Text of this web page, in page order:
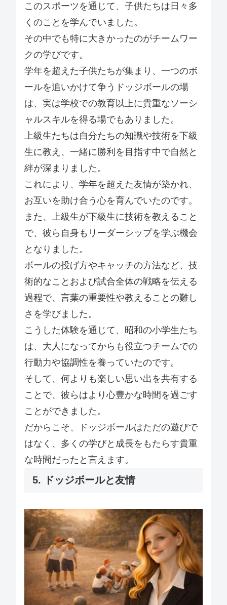
このスポーツを通じて、子供たちは日々多
くのことを学んでいました。
その中でも特に大きかったのがチームワー
クの学びです。
学年を超えた子供たちが集まり、一つのボ
ールを追いかけて争うドッジボールの場
は、実は学校での教育以上に貴重なソーシ
ャルスキルを得る場でもありました。
上級生たちは自分たちの知識や技術を下級
生に教え、一緒に勝利を目指す中で自然と
絆が深まりました。
これにより、学年を超えた友情が築かれ、
お互いを助け合う心を育んでいたのです。
また、上級生が下級生に技術を教えること
で、彼ら自身もリーダーシップを学ぶ機会
となりました。
ボールの投げ方やキャッチの方法など、技
術的なことおよび試合全体の戦略を伝える
過程で、言葉の重要性や教えることの難し
さを学びました。
こうした体験を通じて、昭和の小学生たち
は、大人になってからも役立つチームでの
行動力や協調性を養っていたのです。
そして、何よりも楽しい思い出を共有する
ことで、彼らはより心豊かな時間を過ごす
ことができました。
だからこそ、ドッジボールはただの遊びで
はなく、多くの学びと成長をもたらす貴重
な時間だったと言えます。
5. ドッジボールと友情